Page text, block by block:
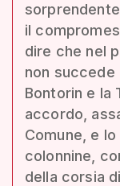
il
dire che nel
non succede
Bontorin e la
accordo,
Comune, e
colonnine,
della corsia